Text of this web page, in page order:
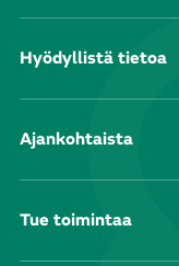
Hyödyllistä tietoa
Ajankohtaista
Tue toimintaa